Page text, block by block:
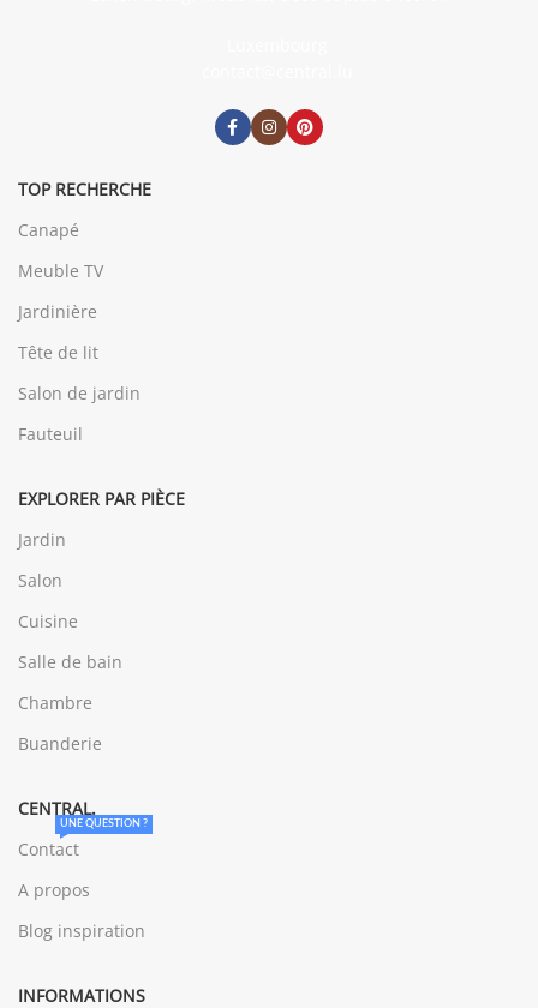
TOP RECHERCHE
Canapé
Meuble TV
Jardinière
Tête de lit
Salon de jardin
Fauteuil
EXPLORER PAR PIÈCE
Jardin
Salon
Cuisine
Salle de bain
Chambre
Buanderie
CENTRAL.
Contact
UNE QUESTION ?
A propos
Blog inspiration
INFORMATIONS